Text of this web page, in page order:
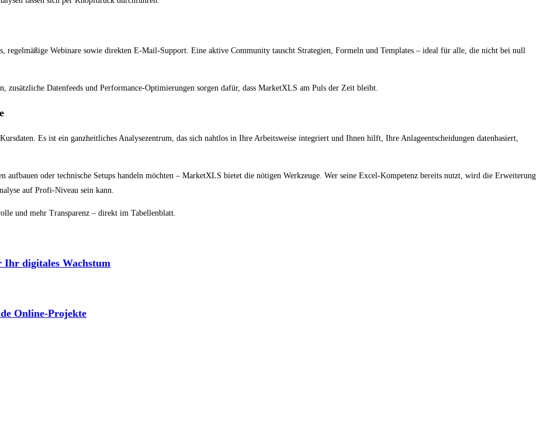
Webinare sowie direkten E-Mail-Support. Eine aktive Community tauscht Strategien, Formeln und Templates – ideal für alle, die nicht bei null
Datenfeeds und Performance-Optimierungen sorgen dafür, dass MarketXLS am Puls der Zeit bleibt.
Es ist ein ganzheitliches Analysezentrum, das sich nahtlos in Ihre Arbeitsweise integriert und Ihnen hilft, Ihre Anlageentscheidungen datenbasiert,
oder technische Setups handeln möchten – MarketXLS bietet die nötigen Werkzeuge. Wer seine Excel-Kompetenz bereits nutzt, wird die Erweiterung
auf Profi-Niveau sein kann.
und mehr Transparenz – direkt im Tabellenblatt.
Ihr digitales Wachstum
Online‑Projekte